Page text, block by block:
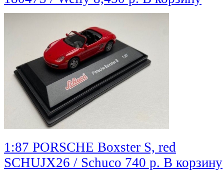
1:87 PORSCHE Boxster S, red
SCHUJX26 / Schuco 740 р. В корзину